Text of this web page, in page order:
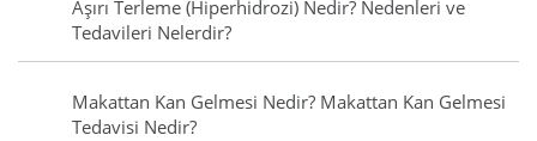
Aşırı Terleme (Hiperhidrozi) Nedir? Nedenleri ve
Tedavileri Nelerdir?
Makattan Kan Gelmesi Nedir? Makattan Kan Gelmesi
Tedavisi Nedir?